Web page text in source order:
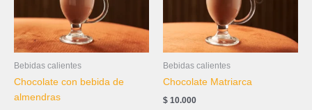
Bebidas calientes
Chocolate con bebida de
almendras
Bebidas calientes
Chocolate Matriarca
$ 10.000